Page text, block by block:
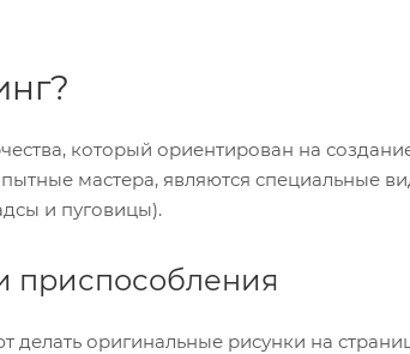
который ориентирован на
мастера, являются специальные
и пуговицы).
приспособления
делать оригинальные рисунки на